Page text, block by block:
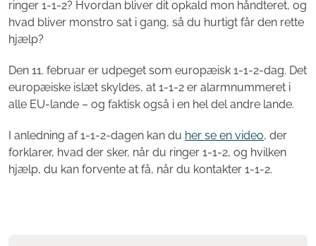
ringer 1-1-2? Hvordan bliver dit opkald mon håndteret, og
hvad bliver monstro sat i gang, så du hurtigt får den rette
hjælp?
Den 11. februar er udpeget som europæisk 1-1-2-dag. Det
europæiske islæt skyldes, at 1-1-2 er alarmnummeret i
alle EU-lande – og faktisk også i en hel del andre lande.
I anledning af 1-1-2-dagen kan du her se en video, der
forklarer, hvad der sker, når du ringer 1-1-2, og hvilken
hjælp, du kan forvente at få, når du kontakter 1-1-2.